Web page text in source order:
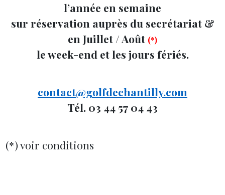
l’année en semaine
sur réservation auprès du secrétariat &
en Juillet / Août (*)
le week-end et les jours fériés.
contact@golfdechantilly.com
Tél. 03 44 57 04 43
(*) voir conditions